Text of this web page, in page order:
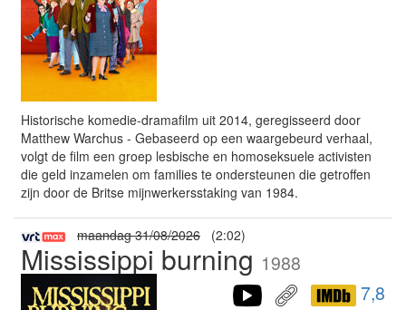
Historische komedie-dramafilm uit 2014, geregisseerd door
Matthew Warchus - Gebaseerd op een waargebeurd verhaal,
volgt de film een groep lesbische en homoseksuele activisten
die geld inzamelen om families te ondersteunen die getroffen
zijn door de Britse mijnwerkersstaking van 1984.
maandag 31/08/2026 (2:02)
Mississippi burning 1988
7,8